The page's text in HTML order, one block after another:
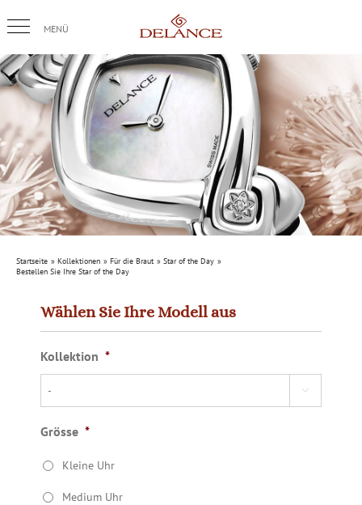
to
content
Startseite Kollektionen Für die Braut
Star of the Day
Bestellen Sie Ihre Star of the Day
Wählen Sie Ihre Modell aus
Kollektion *

Grösse *
Kleine Uhr
Medium Uhr